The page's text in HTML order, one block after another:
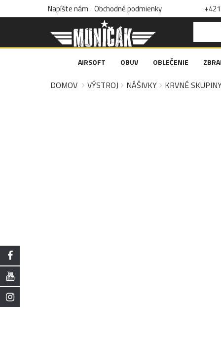
Napíšte nám Obchodné podmienky
AIRSOFT OBUV OBLEČENIE
DOMOV VÝSTROJ NÁŠIVKY KRVNÉ